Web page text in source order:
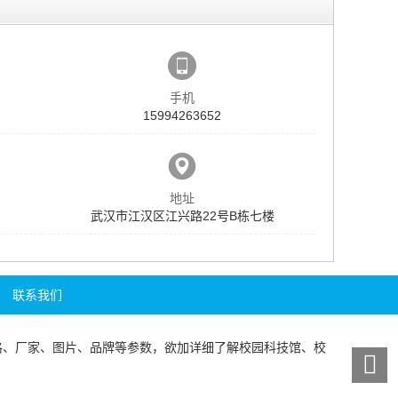
手机
15994263652
地址
武汉市江汉区江兴路22号B栋七楼
联系我们
厂家、图片、品牌等参数，欲加详细了解校园科技馆、 校